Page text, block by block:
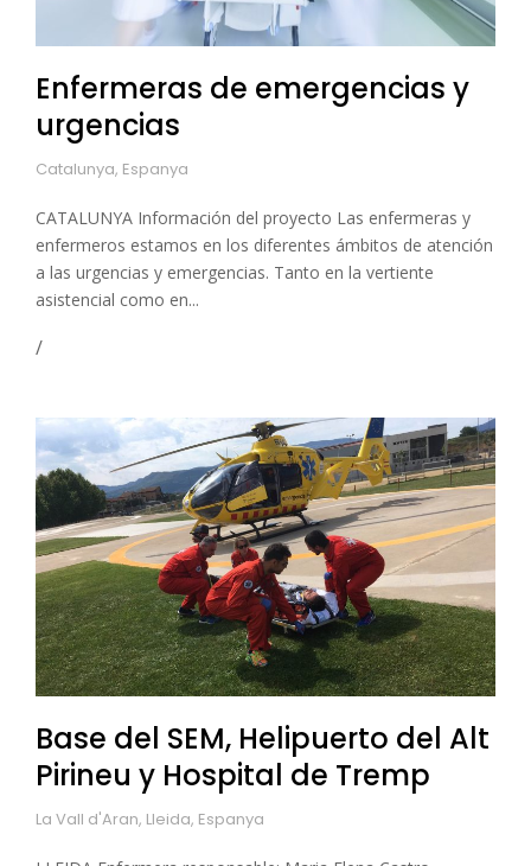
Enfermeras de emergencias y
urgencias
Catalunya, Espanya
CATALUNYA Información del proyecto Las enfermeras y
enfermeros estamos en los diferentes ámbitos de atención
a las urgencias y emergencias. Tanto en la vertiente
asistencial como en...
Base del SEM, Helipuerto del Alt
Pirineu y Hospital de Tremp
La Vall d'Aran, Lleida, Espanya